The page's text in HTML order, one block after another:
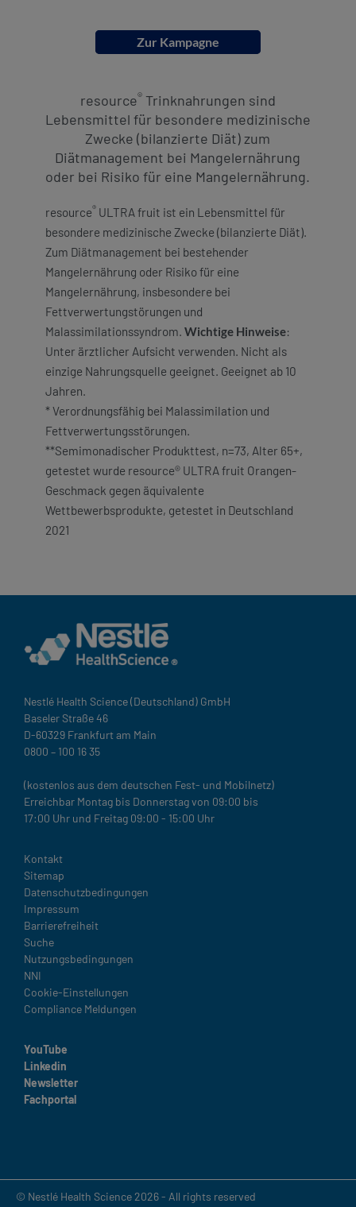
Zur Kampagne
resource®Trinknahrungen sind
Lebensmittel für besondere medizinische
Zwecke (bilanzierte Diät) zum
Diätmanagement bei Mangelernährung
oder bei Risiko für eine Mangelernährung.
resource®ULTRA fruit ist ein Lebensmittel für
besondere medizinische Zwecke (bilanzierte Diät).
Zum Diätmanagement bei bestehender
Mangelernährung oder Risiko für eine
Mangelernährung, insbesondere bei
Fettverwertungstörungen und
Malassimilationssyndrom. Wichtige Hinweise:
Unter ärztlicher Aufsicht verwenden. Nicht als
einzige Nahrungsquelle geeignet. Geeignet ab 10
Jahren.
* Verordnungsfähig bei Malassimilation und
Fettverwertungsstörungen.
**Semimonadischer Produkttest, n=73, Alter 65+,
getestet wurde resource® ULTRA fruit Orangen-
Geschmack gegen äquivalente
Wettbewerbsprodukte, getestet in Deutschland
2021​
Nestlé Health Science (Deutschland) GmbH
Baseler Straße 46
D-60329 Frankfurt am Main
0800 – 100 16 35
(kostenlos aus dem deutschen Fest- und Mobilnetz)
Erreichbar Montag bis Donnerstag von 09:00 bis
17:00 Uhr und Freitag 09:00 - 15:00 Uhr
Legal
Kontakt
Sitemap
Datenschutzbedingungen
Impressum
Barrierefreiheit
Suche
Nutzungsbedingungen
NNI
Cookie-Einstellungen
Compliance Meldungen
YouTube
Linkedin
Newsletter
Fachportal
© Nestlé Health Science 2026 - All rights reserved